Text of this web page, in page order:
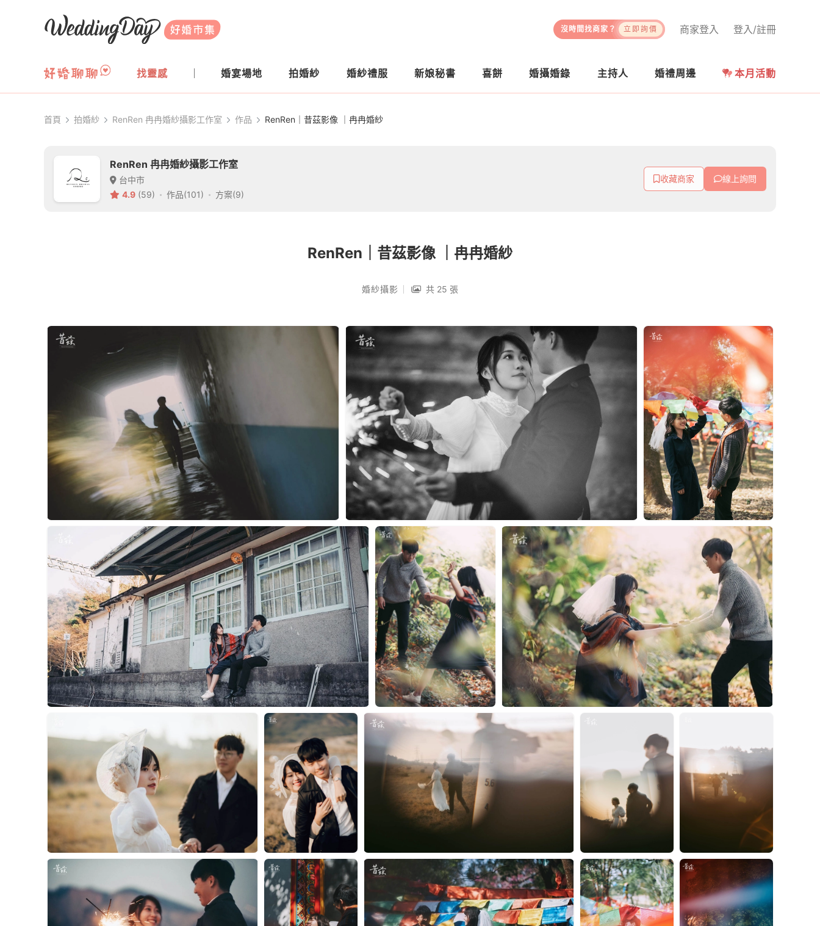
WeddingDay 好婚市集
登入/註冊
商家登入
沒時間找商家？ 立即詢價
找靈感 婚宴場地 拍婚紗 婚紗禮服 新娘秘書 喜餅 婚攝婚錄 主持人 婚禮周邊 本月活動
首頁 拍婚紗 RenRen 冉冉婚紗攝影工作室 作品 RenRen｜昔茲影像 ｜冉冉婚紗
RenRen 冉冉婚紗攝影工作室
台中市
4.9 (59) 作品(101) 方案(9)
收藏商家 線上詢問
RenRen｜昔茲影像 ｜冉冉婚紗
婚紗攝影 共 25 張